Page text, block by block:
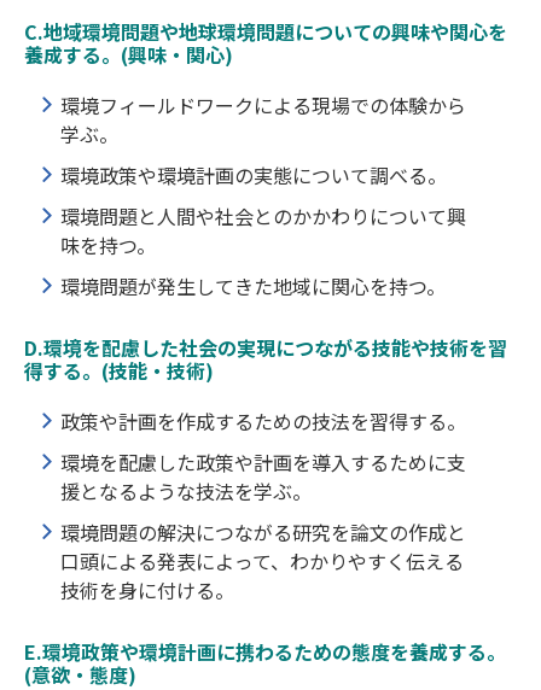
C.地域環境問題や地球環境問題についての興味や関心を
養成する。(興味・関心)
環境フィールドワークによる現場での体験から
学ぶ。
環境政策や環境計画の実態について調べる。
環境問題と人間や社会とのかかわりについて興
味を持つ。
環境問題が発生してきた地域に関心を持つ。
D.環境を配慮した社会の実現につながる技能や技術を習
得する。(技能・技術)
政策や計画を作成するための技法を習得する。
環境を配慮した政策や計画を導入するために支
援となるような技法を学ぶ。
環境問題の解決につながる研究を論文の作成と
口頭による発表によって、わかりやすく伝える
技術を身に付ける。
E.環境政策や環境計画に携わるための態度を養成する。
(意欲・態度)